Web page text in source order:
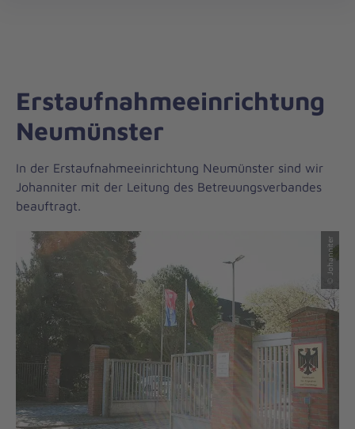
Erstaufnahmeeinrichtung
Neumünster
In der Erstaufnahmeeinrichtung Neumünster sind wir
Johanniter mit der Leitung des Betreuungsverbandes
beauftragt.
© Johanniter